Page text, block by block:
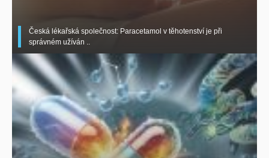
Česká lékařská společnost: Paracetamol v těhotenství je při
správném užíván ..